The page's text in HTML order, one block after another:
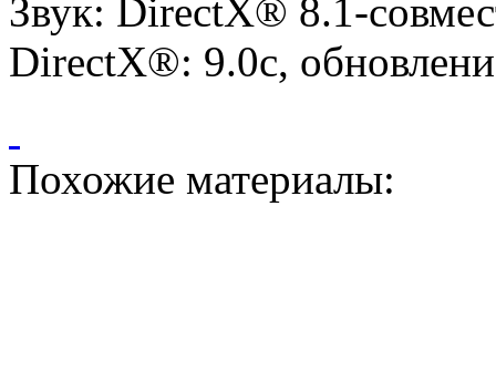
Звук: DirectX® 8.1-
DirectX®: 9.0c,
Похожие материалы: